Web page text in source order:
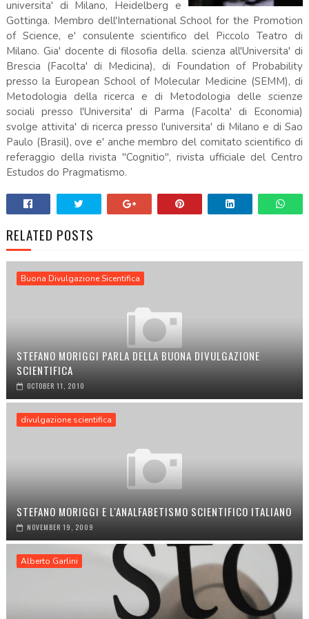
universita' di Milano, Heidelberg e
Gottinga. Membro dell'International School for the Promotion
of Science, e' consulente scientifico del Piccolo Teatro di
Milano. Gia' docente di filosofia della. scienza all'Universita' di
Brescia (Facolta' di Medicina), di Foundation of Probability
presso la European School of Molecular Medicine (SEMM), di
Metodologia della ricerca e di Metodologia delle scienze
sociali presso l'Universita' di Parma (Facolta' di Economia)
svolge attivita' di ricerca presso l'universita' di Milano e di Sao
Paulo (Brasil), ove e' anche membro del comitato scientifico di
referaggio della rivista "Cognitio", rivista ufficiale del Centro
Estudos do Pragmatismo.
RELATED POSTS
Buona Divulgazione Sicentifica
STEFANO MORIGGI PARLA DELLA BUONA DIVULGAZIONE
SCIENTIFICA
OCTOBER 11, 2010
divulgazione scientifica
STEFANO MORIGGI E L'ANALFABETISMO SCIENTIFICO ITALIANO
NOVEMBER 19, 2009
Alberto Garlini